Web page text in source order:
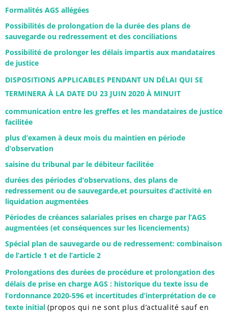
Formalités AGS allégées
Possibilités de prolongation de la durée des plans de
sauvegarde ou redressement et des conciliations
Possibilité de prolonger les délais impartis aux mandataires
de justice
DISPOSITIONS APPLICABLES PENDANT UN DÉLAI QUI SE
TERMINERA À LA DATE DU 23 JUIN 2020 À MINUIT
communication entre les greffes et les mandataires de justice
facilitée
plus d’examen à deux mois du maintien en période
d’observation
saisine du tribunal par le débiteur facilitée
durées des périodes d’observations, des plans de
redressement ou de sauvegarde,et poursuites d’activité en
liquidation augmentées
Périodes de créances salariales prises en charge par l’AGS
augmentées (et conséquences sur les licenciements)
Spécial plan de sauvegarde ou de redressement: combinaison
de l’article 1 et de l’article 2
Prolongations des durées de procédure et prolongation des
délais de prise en charge AGS : historique du texte issu de
l’ordonnance 2020-596 et incertitudes d’interprétation de ce
texte initial (propos qui ne sont plus d’actualité sauf en